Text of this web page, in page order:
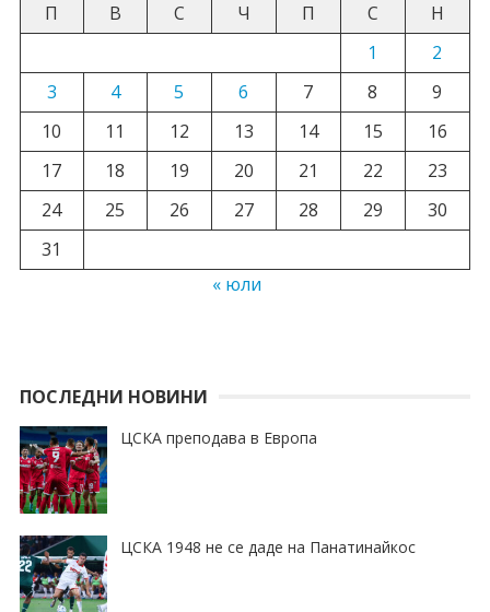
П
В С Ч П С
Н
1
2
3
4 5 6 7 8
9
10
11 12 13 14 15
16
17
18 19 20 21 22
23
24
25 26 27 28 29
30
31
« юли
ПОСЛЕДНИ НОВИНИ
ЦСКА преподава в Европа
ЦСКА 1948 не се даде на Панатинайкос